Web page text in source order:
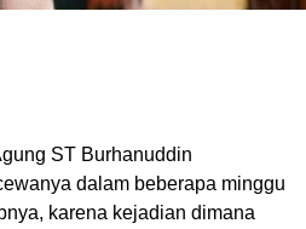
ST Burhanuddin
dalam beberapa minggu
karena kejadian dimana